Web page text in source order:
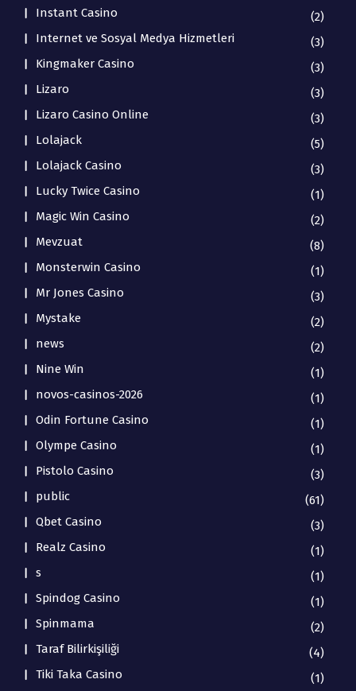
Instant Casino
(2)
Internet ve Sosyal Medya Hizmetleri
(3)
Kingmaker Casino
(3)
Lizaro
(3)
Lizaro Casino Online
(3)
Lolajack
(5)
Lolajack Casino
(3)
Lucky Twice Casino
(1)
Magic Win Casino
(2)
Mevzuat
(8)
Monsterwin Casino
(1)
Mr Jones Casino
(3)
Mystake
(2)
news
(2)
Nine Win
(1)
novos-casinos-2026
(1)
Odin Fortune Casino
(1)
Olympe Casino
(1)
Pistolo Casino
(3)
public
(61)
Qbet Casino
(3)
Realz Casino
(1)
s
(1)
Spindog Casino
(1)
Spinmama
(2)
Taraf Bilirkişiliği
(4)
Tiki Taka Casino
(1)